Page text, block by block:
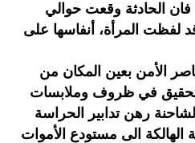
الحادثة وقعت حوالي
لفظت المرأة، أنفاسها على
الأمن بعين المكان من
تحقيق في ظروف وملابسات
رهن تدابير الحراسة
الى مستودع الأموات